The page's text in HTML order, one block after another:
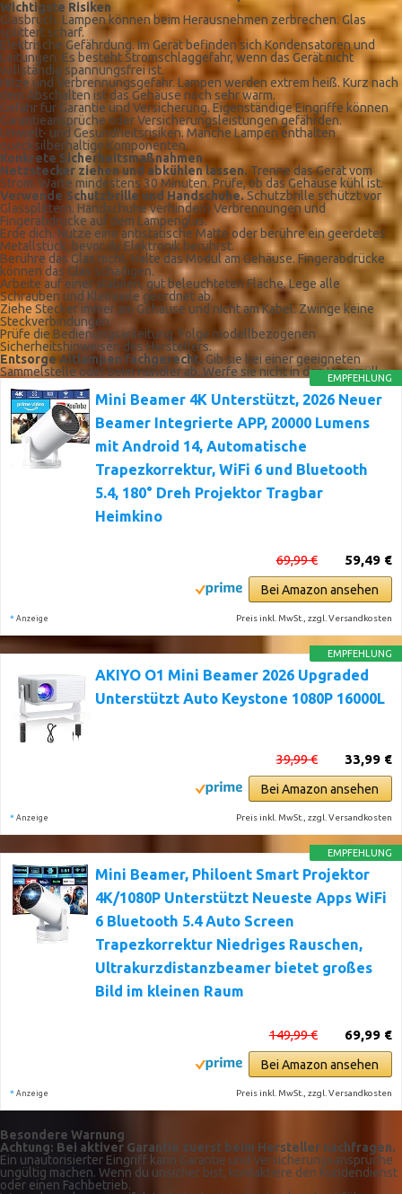
Wichtigste Risiken
Glasbruch. Lampen können beim Herausnehmen zerbrechen. Glas
splittert scharf.
Elektrische Gefährdung. Im Gerät befinden sich Kondensatoren und
Leitungen. Es besteht Stromschlaggefahr, wenn das Gerät nicht
vollständig spannungsfrei ist.
Hitze und Verbrennungsgefahr. Lampen werden extrem heiß. Kurz nach
dem Abschalten ist das Gehäuse noch sehr warm.
Gefahr für Garantie und Versicherung. Eigenständige Eingriffe können
Garantieansprüche oder Versicherungsleistungen gefährden.
Umwelt- und Gesundheitsrisiken. Manche Lampen enthalten
quecksilberhaltige Komponenten.
Konkrete Sicherheitsmaßnahmen
Netzstecker ziehen und abkühlen lassen. Trenne das Gerät vom
Strom. Warte mindestens 30 Minuten. Prüfe, ob das Gehäuse kühl ist.
Verwende Schutzbrille und Handschuhe. Schutzbrille schützt vor
Glassplittern. Handschuhe verhindern Verbrennungen und
Fingerabdrücke auf dem Lampenglas.
Erde dich. Nutze eine antistatische Matte oder berühre ein geerdetes
Metallstück, bevor du Elektronik berührst.
Berühre das Glas nicht. Halte das Modul am Gehäuse. Fingerabdrücke
können das Glas schädigen.
Arbeite auf einer stabilen, gut beleuchteten Fläche. Lege alle
Schrauben und Kleinteile geordnet ab.
Ziehe Stecker immer am Gehäuse und nicht am Kabel. Zwinge keine
Steckverbindungen.
Prüfe die Bedienungsanleitung. Folge modellbezogenen
Sicherheitshinweisen des Herstellers.
Entsorge Altlampen fachgerecht. Gib sie bei einer geeigneten
Sammelstelle oder beim Händler ab. Werfe sie nicht in den Hausmüll.
EMPFEHLUNG
Mini Beamer 4K Unterstützt, 2026 Neuer
Beamer Integrierte APP, 20000 Lumens
mit Android 14, Automatische
Trapezkorrektur, WiFi 6 und Bluetooth
5.4, 180° Dreh Projektor Tragbar
Heimkino
59,49 €
69,99 €
Bei Amazon ansehen
* Anzeige Preis inkl. MwSt., zzgl. Versandkosten
EMPFEHLUNG
AKIYO O1 Mini Beamer 2026 Upgraded
Unterstützt Auto Keystone 1080P 16000L
33,99 €
39,99 €
Bei Amazon ansehen
* Anzeige Preis inkl. MwSt., zzgl. Versandkosten
EMPFEHLUNG
Mini Beamer, Philoent Smart Projektor
4K/1080P Unterstützt Neueste Apps WiFi
6 Bluetooth 5.4 Auto Screen
Trapezkorrektur Niedriges Rauschen,
Ultrakurzdistanzbeamer bietet großes
Bild im kleinen Raum
69,99 €
149,99 €
Bei Amazon ansehen
* Anzeige Preis inkl. MwSt., zzgl. Versandkosten
Besondere Warnung
Achtung: Bei aktiver Garantie zuerst beim Hersteller nachfragen.
Ein unautorisierter Eingriff kann Garantie und Versicherungsansprüche
ungültig machen. Wenn du unsicher bist, kontaktiere den Kundendienst
oder einen Fachbetrieb.